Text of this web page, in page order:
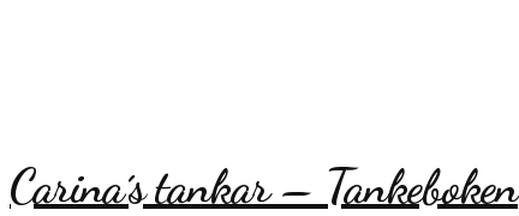
Carina´s tankar – Tankeboken